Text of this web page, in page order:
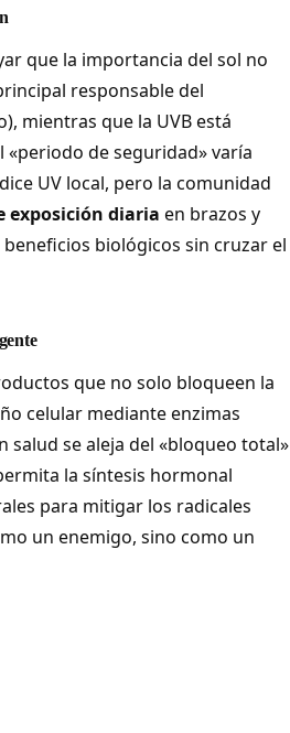
que la importancia del sol no
responsable del
mientras que la UVB está
«periodo de seguridad» varía
UV local, pero la comunidad
exposición diaria en brazos y
biológicos sin cruzar el
que no solo bloqueen la
celular mediante enzimas
salud se aleja del «bloqueo total»
la síntesis hormonal
para mitigar los radicales
un enemigo, sino como un